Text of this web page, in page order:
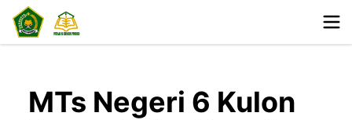
MTs Negeri 6 Kulon